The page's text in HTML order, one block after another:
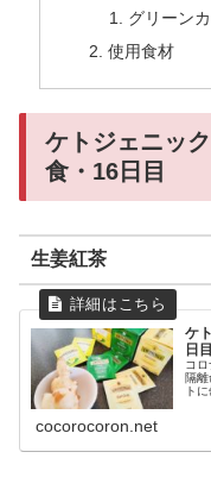
グリーン
使用食材
ケトジェニッ
食・16日目
生姜紅茶
ケ
日目
コ
隔
ト
cocorocoron.net